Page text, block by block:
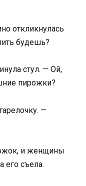
откликнулась
будешь?
стул. — Ой,
пирожки?
—
и женщины
его съела.